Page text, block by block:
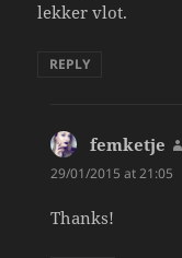
lekker vlot.
REPLY
femketje
29/01/2015 at 21:05
Thanks!